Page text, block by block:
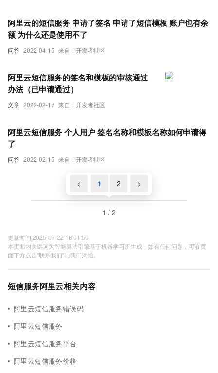
问答 2022-04-15 来自：开发者社区
阿里云的短信服务 申请了签名 申请了短信模板 账户也有余
额 为什么还是使用不了
文章 2022-02-17 来自：开发者社区
阿里云短信服务的签名和模板的审核通过
办法（已申请通过）
问答 2022-02-15 来自：开发者社区
阿里云短信服务 个人用户 签名名称和模板名称如何申请得
了
< 1 2 >
1 / 2
更新时间 2025-07-22 18:01:50
本页面内关键词为智能算法引擎基于机器学习所生成，如有任何问题，可在页
面下方点击"联系我们"与我们沟通。
短信服务阿里云相关内容
阿里云短信服务错误码
阿里云短信服务
阿里云短信服务平台
阿里云短信服务价格